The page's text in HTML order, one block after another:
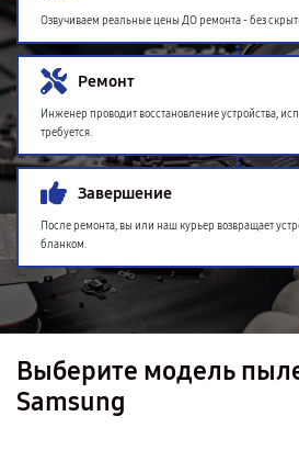
Озвучиваем реальные цены ДО ремонта - без
Ремонт
Инженер проводит восстановление устройства,
требуется.
Завершение
После ремонта, вы или наш курьер возвращает
бланком.
Выберите модель
Samsung